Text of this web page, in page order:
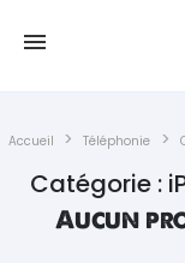
Accueil Téléphonie
Catégorie :
Aucun